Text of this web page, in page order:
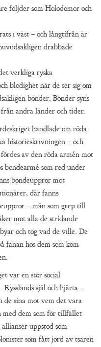
följder som Holodomor och
i väst – och långtifrån är
drabbade
verkliga ryska
blodighet när de ser sig om
bönder. Bönder syns
andra länder och tider.
handlade om röda
historieskrivningen – och
av den röda armén mot
bondearmé som red under
bondeuppror mot
där fanns
– män som grep till
mot alla de stridande
och tog vad de ville. De
fanan hos dem som kom
var en stor social
själ och hjärta –
de sina mot vem det vara
med dem som för tillfället
uppstod som
som fått jord av tsaren